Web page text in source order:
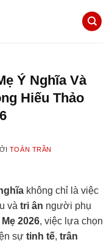
Ý Nghĩa Và
Hiếu Thảo
TOÀN TRẦN
không chỉ là việc
và tri ân người phụ
2026, việc lựa chọn
sự tinh tế, trân